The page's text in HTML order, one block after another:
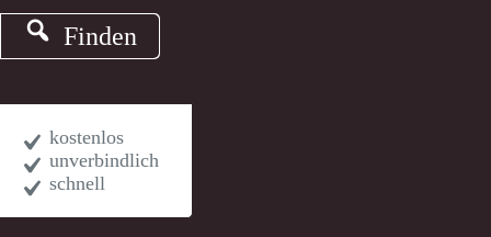
Finden
kostenlos
unverbindlich
schnell